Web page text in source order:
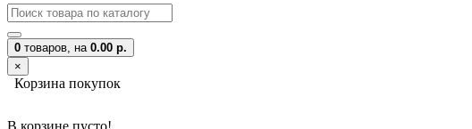
0 товаров, на 0.00 р.
×
Корзина покупок
В корзине пусто!